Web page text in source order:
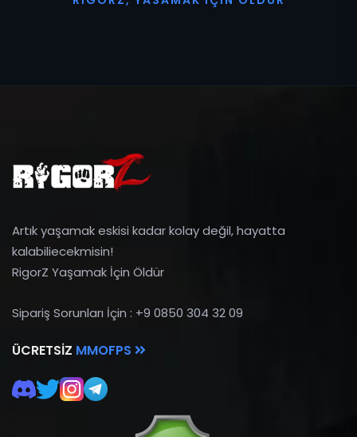
Artık yaşamak eskisi kadar kolay değil, hayatta
kalabiliecekmisin!
RigorZ Yaşamak İçin Öldür
Sipariş Sorunları İçin : +9 0850 304 32 09
ÜCRETSIZ MMOFPS